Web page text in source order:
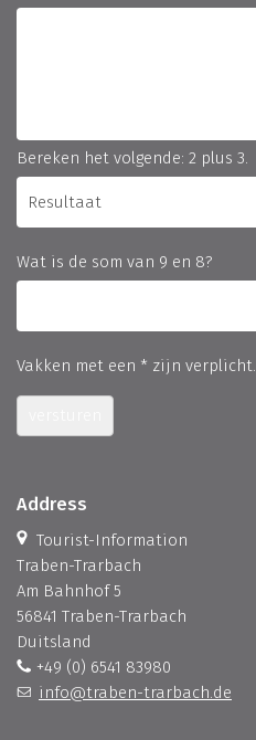
Bereken het volgende: 2 plus 3.
Wat is de som van 9 en 8?
Vakken met een * zijn verplicht.
Address
Tourist-Information
Traben-Trarbach
Am Bahnhof 5
56841 Traben-Trarbach
Duitsland
+49 (0) 6541 83980
info@traben-trarbach.de